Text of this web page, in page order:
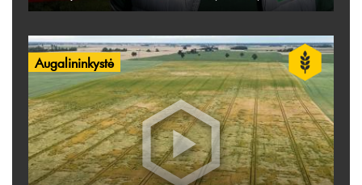
Augalininkystė